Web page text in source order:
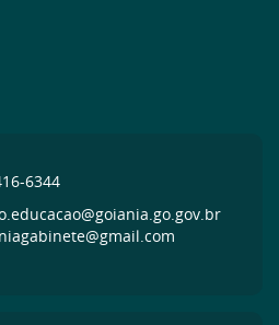
6344